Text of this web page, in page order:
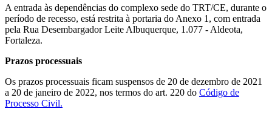
A entrada às dependências do complexo sede do TRT/CE, durante o
período de recesso, está restrita à portaria do Anexo 1, com entrada
pela Rua Desembargador Leite Albuquerque, 1.077 - Aldeota,
Fortaleza.
Prazos processuais
Os prazos processuais ficam suspensos de 20 de dezembro de 2021
a 20 de janeiro de 2022, nos termos do art. 220 do Código de
Processo Civil.